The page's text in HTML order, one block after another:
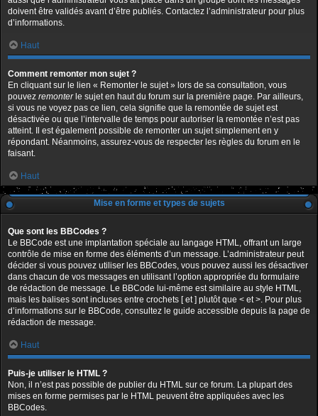
doivent être validés avant d’être publiés. Contactez l’administrateur pour plus
d’informations.
Haut
Comment remonter mon sujet ?
En cliquant sur le lien « Remonter le sujet » lors de sa consultation, vous
pouvez remonterle sujet en haut du forum sur la première page. Par ailleurs,
si vous ne voyez pas ce lien, cela signifie que la remontée de sujet est
désactivée ou que l’intervalle de temps pour autoriser la remontée n’est pas
atteint. Il est également possible de remonter un sujet simplement en y
répondant. Néanmoins, assurez-vous de respecter les règles du forum en le
faisant.
Haut
Mise en forme et types de sujets
Que sont les BBCodes ?
Le BBCode est une implantation spéciale au langage HTML, offrant un large
contrôle de mise en forme des éléments d’un message. L’administrateur peut
décider si vous pouvez utiliser les BBCodes, vous pouvez aussi les désactiver
dans chacun de vos messages en utilisant l’option appropriée du formulaire
de rédaction de message. Le BBCode lui-même est similaire au style HTML,
mais les balises sont incluses entre crochets [ et ] plutôt que < et >. Pour plus
d’informations sur le BBCode, consultez le guide accessible depuis la page de
rédaction de message.
Haut
Puis-je utiliser le HTML ?
Non, il n’est pas possible de publier du HTML sur ce forum. La plupart des
mises en forme permises par le HTML peuvent être appliquées avec les
BBCodes.